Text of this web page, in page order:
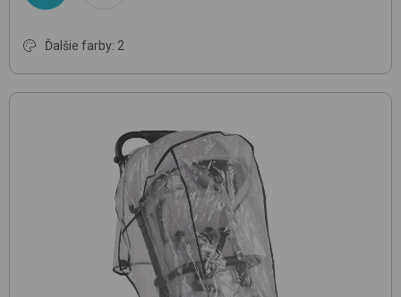
Ďalšie farby: 2